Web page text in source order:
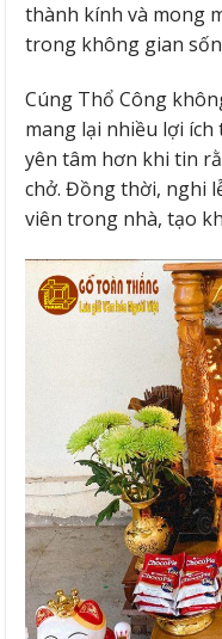
thành kính và mong
trong không gian
Cúng Thổ Công
mang lại nhiều lợi ích
yên tâm hơn khi tin
chở. Đồng thời, nghi
viên trong nhà, tạo